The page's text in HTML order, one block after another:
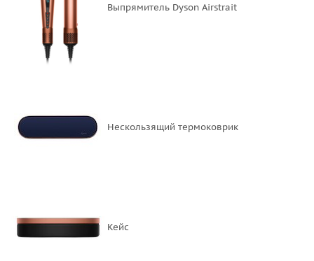
Выпрямитель Dyson Airstrait
Нескользящий термоковрик
Кейс